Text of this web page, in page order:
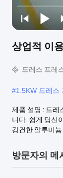
상업적 이
드레스 프레
#1.5KW 드레스
제품 설명 : 드레
니다. 쉽게 당신
강건한 알루미
방문자의 메